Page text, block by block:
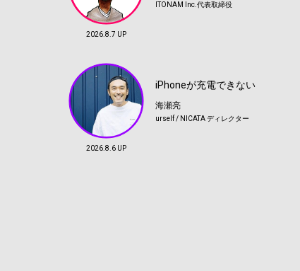
2026.8.7 UP
ITONAM Inc.代表取締役
2026.8.6 UP
iPhoneが充電できない
海瀬亮
urself / NICATA ディレクター